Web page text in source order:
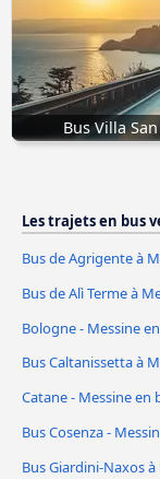
Bus Villa
Les trajets en bus
Bus de Agrigente à
Bus de Alì Terme à
Bologne - Messine
Bus Caltanissetta à
Catane - Messine en
Bus Cosenza -
Bus Giardini-Naxos